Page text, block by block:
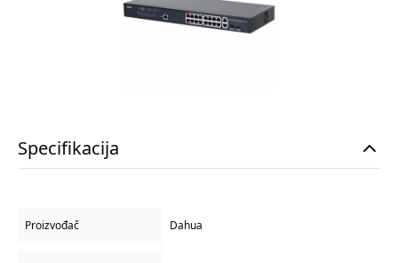
Specifikacija
Proizvođač Dahua